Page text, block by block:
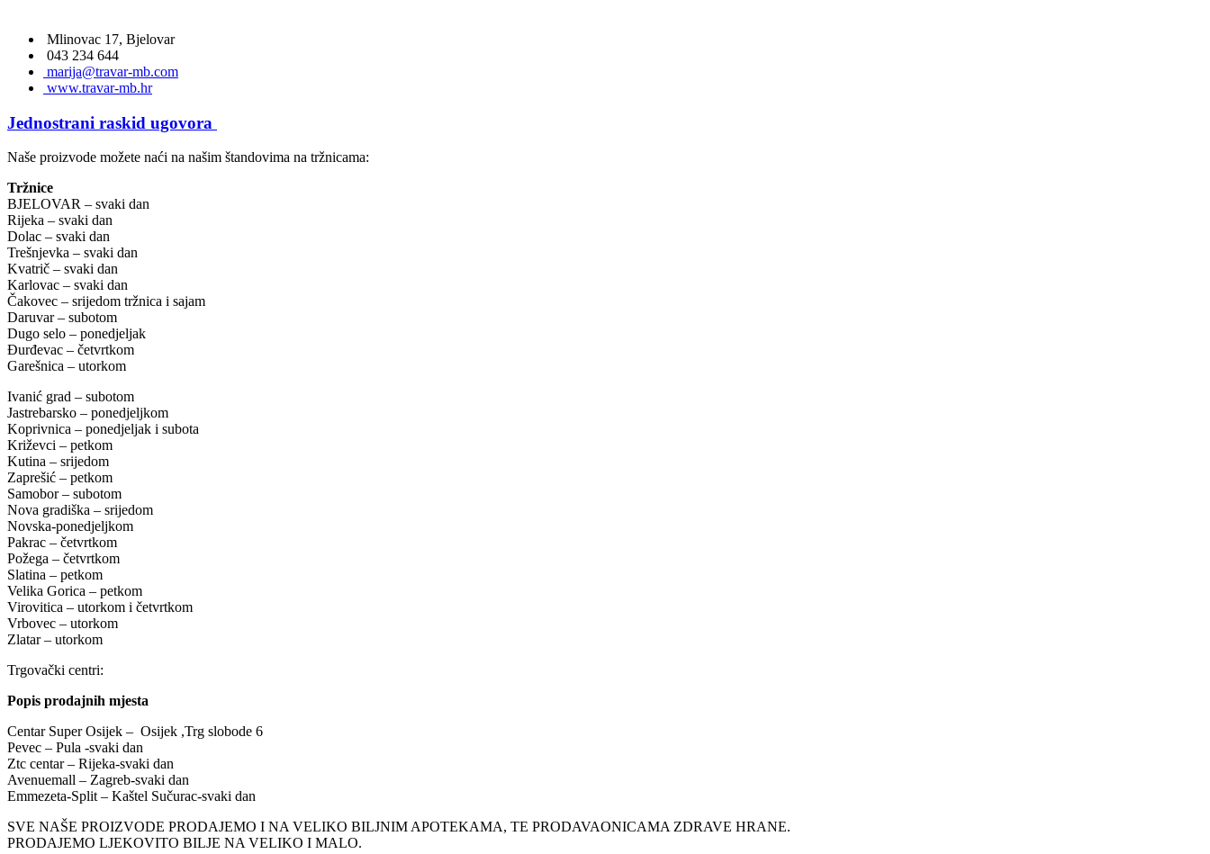
Mlinovac 17, Bjelovar
043 234 644
marija@travar-mb.com
www.travar-mb.hr
Jednostrani raskid ugovora
Naše proizvode možete naći na našim štandovima na tržnicama:
Tržnice
BJELOVAR – svaki dan
Rijeka – svaki dan
Dolac – svaki dan
Trešnjevka – svaki dan
Kvatrič – svaki dan
Karlovac – svaki dan
Čakovec – srijedom tržnica i sajam
Daruvar – subotom
Dugo selo – ponedjeljak
Đurđevac – četvrtkom
Garešnica – utorkom
Ivanić grad – subotom
Jastrebarsko – ponedjeljkom
Koprivnica – ponedjeljak i subota
Križevci – petkom
Kutina – srijedom
Zaprešić – petkom
Samobor – subotom
Nova gradiška – srijedom
Novska-ponedjeljkom
Pakrac – četvrtkom
Požega – četvrtkom
Slatina – petkom
Velika Gorica – petkom
Virovitica – utorkom i četvrtkom
Vrbovec – utorkom
Zlatar – utorkom
Trgovački centri:
Popis prodajnih mjesta
Centar Super Osijek – Osijek ,Trg slobode 6
Pevec – Pula -svaki dan
Ztc centar – Rijeka-svaki dan
Avenuemall – Zagreb-svaki dan
Emmezeta-Split – Kaštel Sučurac-svaki dan
SVE NAŠE PROIZVODE PRODAJEMO I NA VELIKO BILJNIM APOTEKAMA, TE PRODAVAONICAMA ZDRAVE HRANE.
PRODAJEMO LJEKOVITO BILJE NA VELIKO I MALO.